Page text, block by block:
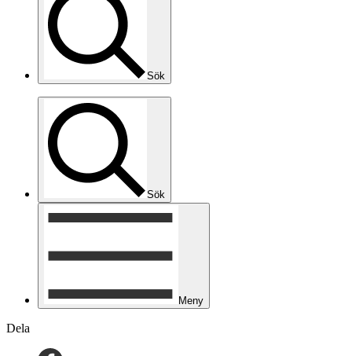
Sök
Sök
Meny
Dela